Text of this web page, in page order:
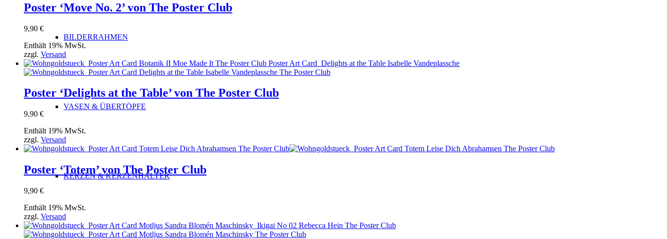
BILDERRAHMEN
VASEN & ÜBERTÖPFE
KERZEN & KERZENHALTER
Poster ‘Move No. 2’ von The Poster Club
9,90 €
Enthält 19% MwSt.
zzgl. Versand
Poster ‘Delights at the Table’ von The Poster Club
9,90 €
Enthält 19% MwSt.
zzgl. Versand
Poster ‘Totem’ von The Poster Club
9,90 €
Enthält 19% MwSt.
zzgl. Versand